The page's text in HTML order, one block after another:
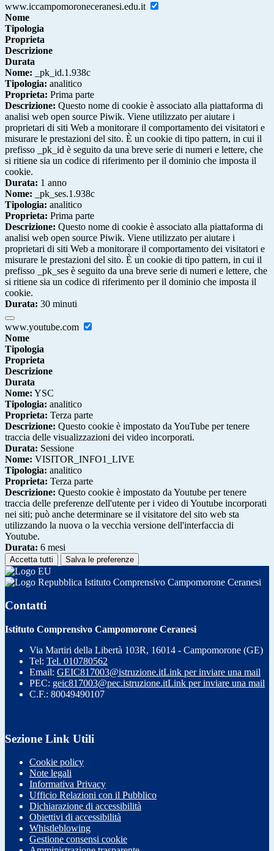
www.iccampomoroneceranesi.edu.it
Nome
Tipologia
Proprieta
Descrizione
Durata
Nome: _pk_id.1.938c
Tipologia: analitico
Proprieta: Prima parte
Descrizione: Questo nome di cookie è associato alla piattaforma di
analisi web open source Piwik. Viene utilizzato per aiutare i
proprietari di siti Web a monitorare il comportamento dei visitatori e
misurare le prestazioni del sito. È un cookie di tipo pattern, in cui il
prefisso _pk_id è seguito da una breve serie di numeri e lettere, che
si ritiene sia un codice di riferimento per il dominio che imposta il
cookie.
Durata: 1 anno
Nome: _pk_ses.1.938c
Tipologia: analitico
Proprieta: Prima parte
Descrizione: Questo nome di cookie è associato alla piattaforma di
analisi web open source Piwik. Viene utilizzato per aiutare i
proprietari di siti Web a monitorare il comportamento dei visitatori e
misurare le prestazioni del sito. È un cookie di tipo pattern, in cui il
prefisso _pk_ses è seguito da una breve serie di numeri e lettere, che
si ritiene sia un codice di riferimento per il dominio che imposta il
cookie.
Durata: 30 minuti
www.youtube.com
Nome
Tipologia
Proprieta
Descrizione
Durata
Nome: YSC
Tipologia: analitico
Proprieta: Terza parte
Descrizione: Questo cookie è impostato da YouTube per tenere
traccia delle visualizzazioni dei video incorporati.
Durata: Sessione
Nome: VISITOR_INFO1_LIVE
Tipologia: analitico
Proprieta: Terza parte
Descrizione: Questo cookie è impostato da Youtube per tenere
traccia delle preferenze dell'utente per i video di Youtube incorporati
nei siti; può anche determinare se il visitatore del sito web sta
utilizzando la nuova o la vecchia versione dell'interfaccia di
Youtube.
Durata: 6 mesi
Accetta tutti Salva le preferenze
Istituto Comprensivo Campomorone Ceranesi
Contatti
Istituto Comprensivo Campomorone Ceranesi
Via Martiri della Libertà 103R, 16014 - Campomorone (GE)
Tel: Tel. 010780562
Email: GEIC817003@istruzione.itLink per inviare una mail
PEC: geic817003@pec.istruzione.itLink per inviare una mail
C.F.: 80049490107
Sezione Link Utili
Cookie policy
Note legali
Informativa Privacy
Ufficio Relazioni con il Pubblico
Dichiarazione di accessibilità
Obiettivi di accessibilità
Whistleblowing
Gestione consensi cookie